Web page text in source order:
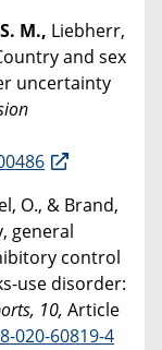
M., Liebherr,
and sex
uncertainty
O., & Brand,
general
control
use disorder:
10, Article
020-60819-4